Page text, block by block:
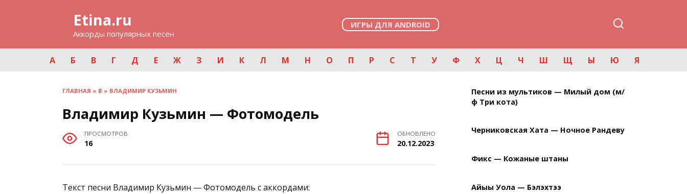
Etina.ru
Аккорды популярных песен
ИГРЫ ДЛЯ ANDROID
А Б В Г Д Е Ж З И К Л М Н О П Р С Т У Ф Х Ц Ч Ш Щ Ы Ю Я
ГЛАВНАЯ » В » ВЛАДИМИР КУЗЬМИН
Владимир Кузьмин — Фотомодель
ПРОСМОТРОВ
16
ОБНОВЛЕНО
20.12.2023
Текст песни Владимир Кузьмин — Фотомодель с аккордами:
Песни из мультиков — Милый дом (м/
ф Три кота)
Черниковская Хата — Ночное Рандеву
Фикс — Кожаные штаны
Айыы Уола — Бэлэхтээ